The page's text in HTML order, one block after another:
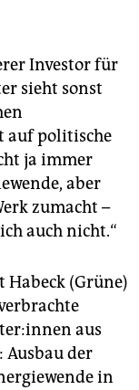
Investor für
sieht sonst
auf politische
ja immer
aber
zumacht –
auch nicht.“
(Grüne)
aus
Ausbau der
in